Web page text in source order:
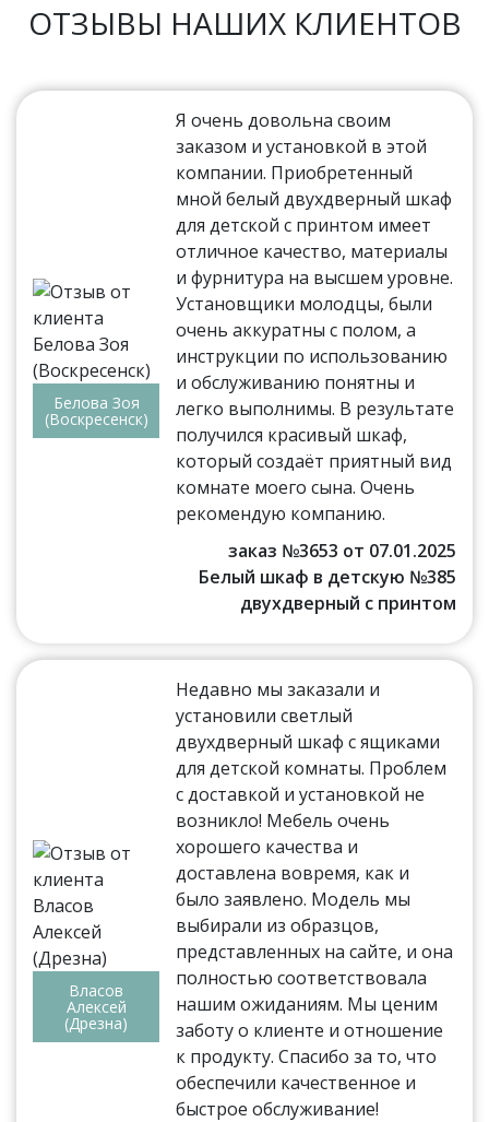
ОТЗЫВЫ НАШИХ КЛИЕНТОВ
Белова Зоя
(Воскресенск)
Я очень довольна своим
заказом и установкой в этой
компании. Приобретенный
мной белый двухдверный шкаф
для детской с принтом имеет
отличное качество, материалы
и фурнитура на высшем уровне.
Установщики молодцы, были
очень аккуратны с полом, а
инструкции по использованию
и обслуживанию понятны и
легко выполнимы. В результате
получился красивый шкаф,
который создаёт приятный вид
комнате моего сына. Очень
рекомендую компанию.
заказ №3653 от 07.01.2025
Белый шкаф в детскую №385
двухдверный с принтом
Власов
Алексей
(Дрезна)
Недавно мы заказали и
установили светлый
двухдверный шкаф с ящиками
для детской комнаты. Проблем
с доставкой и установкой не
возникло! Мебель очень
хорошего качества и
доставлена вовремя, как и
было заявлено. Модель мы
выбирали из образцов,
представленных на сайте, и она
полностью соответствовала
нашим ожиданиям. Мы ценим
заботу о клиенте и отношение
к продукту. Спасибо за то, что
обеспечили качественное и
быстрое обслуживание!